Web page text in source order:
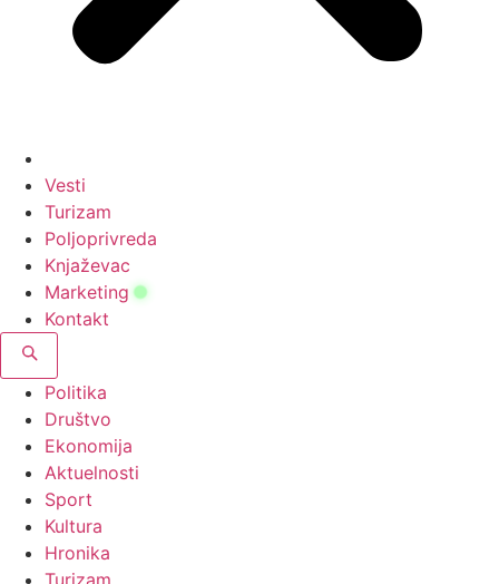
Vesti
Turizam
Poljoprivreda
Knjaževac
Marketing
Kontakt
Politika
Društvo
Ekonomija
Aktuelnosti
Sport
Kultura
Hronika
Turizam